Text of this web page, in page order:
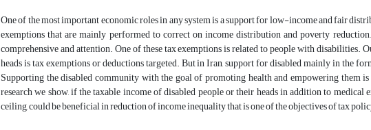
One of the most important economic roles in any system is a support for low-income and fair
exemptions that are mainly performed to correct on income distribution and poverty
comprehensive and attention. One of these tax exemptions is related to people with
heads is tax exemptions or deductions targeted. But in Iran, support for disabled mainly in the
Supporting the disabled community with the goal of promoting health and empowering them
research we show, if the taxable income of disabled people or their heads in addition to medical
ceiling, could be beneficial in reduction of income inequality that is one of the objectives of tax